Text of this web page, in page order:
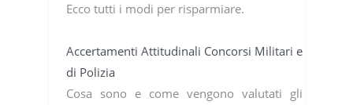
Ecco tutti i modi per risparmiare.
Accertamenti Attitudinali Concorsi Militari e
di Polizia
Cosa sono e come vengono valutati gli